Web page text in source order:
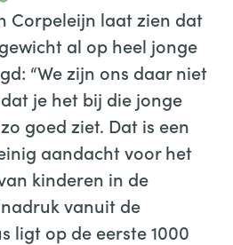
Corpeleijn laat zien dat
al op heel jonge
“We zijn ons daar niet
je het bij die jonge
goed ziet. Dat is een
aandacht voor het
kinderen in de
vanuit de
ligt op de eerste 1000